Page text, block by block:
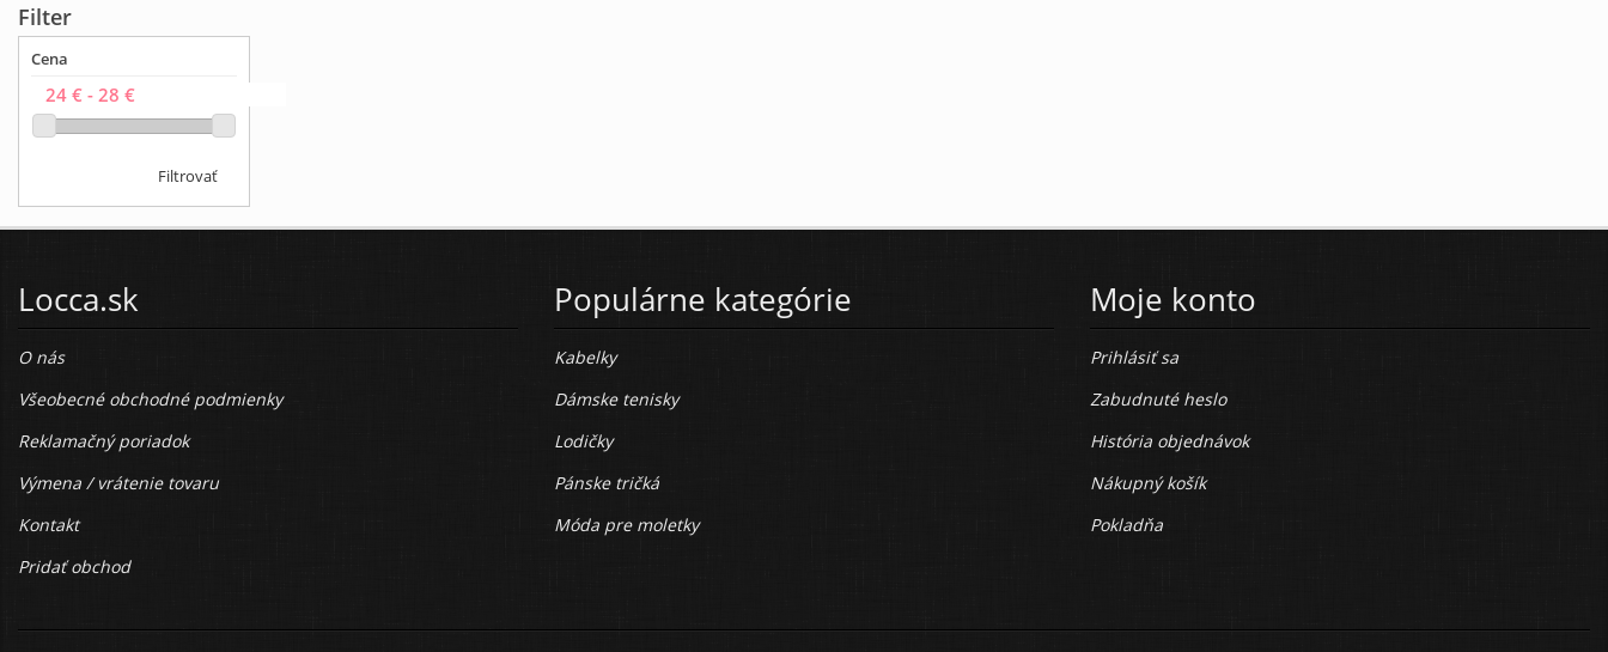
Filter
Cena
Filtrovať
Locca.sk
O nás
Všeobecné obchodné podmienky
Reklamačný poriadok
Výmena / vrátenie tovaru
Kontakt
Pridať obchod
Populárne kategórie
Kabelky
Dámske tenisky
Lodičky
Pánske tričká
Móda pre moletky
Moje konto
Prihlásiť sa
Zabudnuté heslo
História objednávok
Nákupný košík
Pokladňa